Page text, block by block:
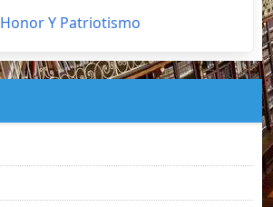
Honor Y Patriotismo